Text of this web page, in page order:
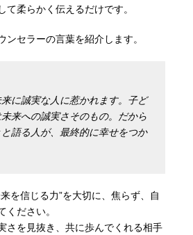
て柔らかく伝えるだけです。
ンセラーの言葉を紹介します。
来に誠実な人に惹かれます。子ど
来への誠実さそのもの。だから
語る人が、最終的に幸せをつか
を信じる力”を大切に、焦らず、自
ください。
さを見抜き、共に歩んでくれる相手